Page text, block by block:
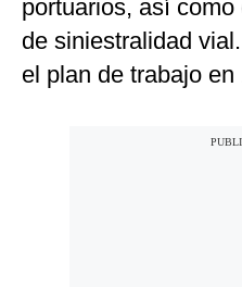
portuarios, así
de siniestralidad
el plan de trabajo en